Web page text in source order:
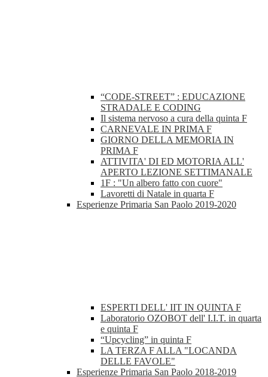
“CODE-STREET” : EDUCAZIONE
STRADALE E CODING
Il sistema nervoso a cura della quinta F
CARNEVALE IN PRIMA F
GIORNO DELLA MEMORIA IN
PRIMA F
ATTIVITA' DI ED MOTORIA ALL'
APERTO LEZIONE SETTIMANALE
1F : "Un albero fatto con cuore"
Lavoretti di Natale in quarta F
Esperienze Primaria San Paolo 2019-2020
ESPERTI DELL' IIT IN QUINTA F
Laboratorio OZOBOT dell' I.I.T. in quarta
e quinta F
“Upcycling” in quinta F
LA TERZA F ALLA "LOCANDA
DELLE FAVOLE"
Esperienze Primaria San Paolo 2018-2019